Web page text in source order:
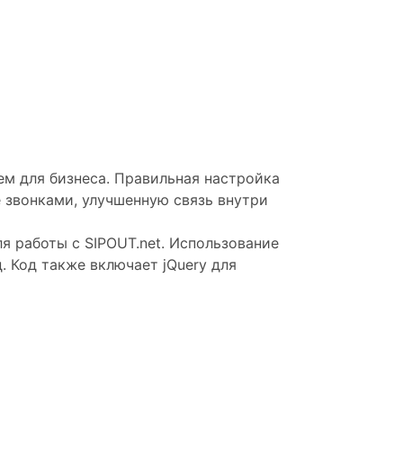
для бизнеса. Правильная настройка
улучшенную связь внутри
работы с SIPOUT.net. Использование
Код также включает jQuery для